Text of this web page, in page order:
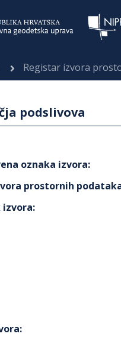
Registar izvora
podslivova
oznaka izvora:
prostornih
izvora:
: